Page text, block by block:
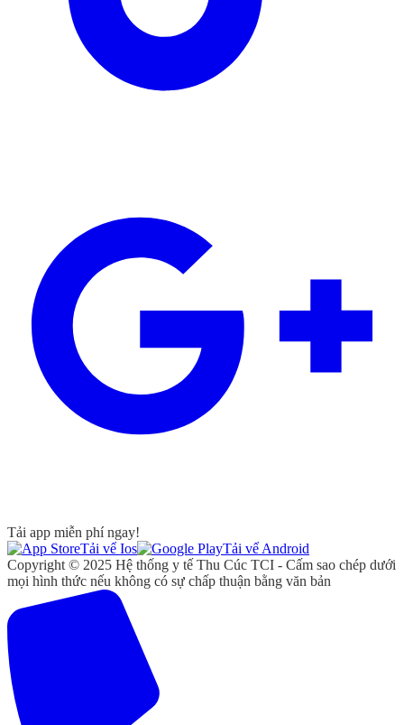
Tải app miễn phí ngay!
Tải vể Ios
Tải vể Android
Copyright © 2025 Hệ thống y tế Thu Cúc TCI - Cấm sao chép dưới
mọi hình thức nếu không có sự chấp thuận bằng văn bản